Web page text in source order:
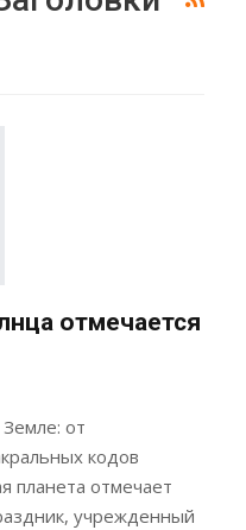
отмечается
от
кодов
планета отмечает
учрежденный